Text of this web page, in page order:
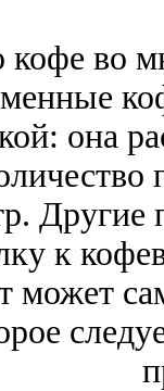
кофе во
она
Другие
к
может